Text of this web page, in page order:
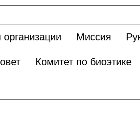
Миссия
Комитет по биоэтике